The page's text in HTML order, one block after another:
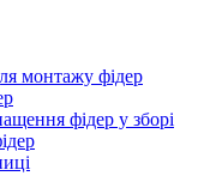
монтажу фідер
фідер у зборі